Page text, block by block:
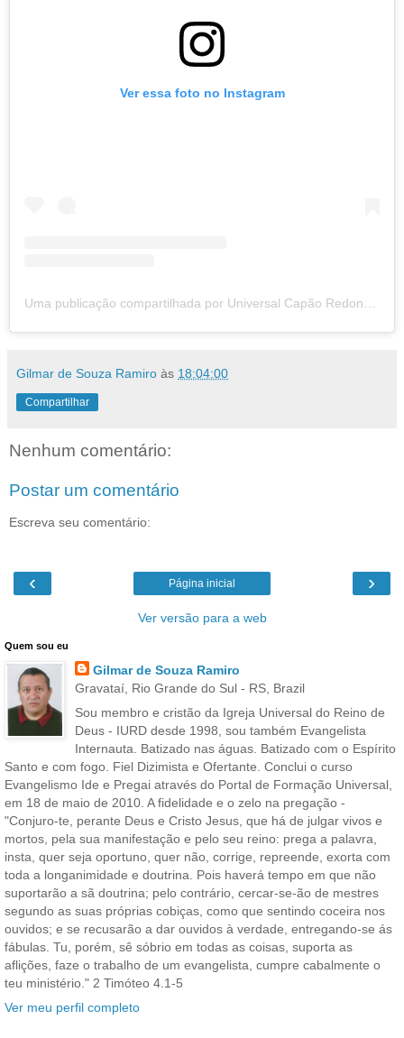
Ver essa foto no Instagram
Uma publicação compartilhada por Universal Capão Redondo (@universalcapaoredondooficial)
Gilmar de Souza Ramiro às 18:04:00
Compartilhar
Nenhum comentário:
Postar um comentário
Escreva seu comentário:
‹ ›
Página inicial
Ver versão para a web
Quem sou eu
Gilmar de Souza Ramiro
Gravataí, Rio Grande do Sul - RS, Brazil
Sou membro e cristão da Igreja Universal do Reino de
Deus - IURD desde 1998, sou também Evangelista
Internauta. Batizado nas águas. Batizado com o Espírito
Santo e com fogo. Fiel Dizimista e Ofertante. Conclui o curso
Evangelismo Ide e Pregai através do Portal de Formação Universal,
em 18 de maio de 2010. A fidelidade e o zelo na pregação -
"Conjuro-te, perante Deus e Cristo Jesus, que há de julgar vivos e
mortos, pela sua manifestação e pelo seu reino: prega a palavra,
insta, quer seja oportuno, quer não, corrige, repreende, exorta com
toda a longanimidade e doutrina. Pois haverá tempo em que não
suportarão a sã doutrina; pelo contrário, cercar-se-ão de mestres
segundo as suas próprias cobiças, como que sentindo coceira nos
ouvidos; e se recusarão a dar ouvidos à verdade, entregando-se ás
fábulas. Tu, porém, sê sóbrio em todas as coisas, suporta as
aflições, faze o trabalho de um evangelista, cumpre cabalmente o
teu ministério." 2 Timóteo 4.1-5
Ver meu perfil completo